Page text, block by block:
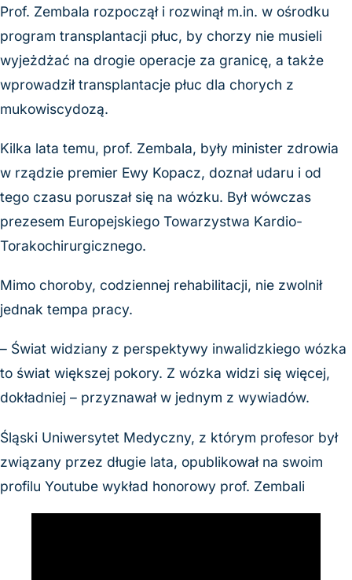
Prof. Zembala rozpoczął i rozwinął m.in. w ośrodku
program transplantacji płuc, by chorzy nie musieli
wyjeżdżać na drogie operacje za granicę, a także
wprowadził transplantacje płuc dla chorych z
mukowiscydozą.
Kilka lata temu, prof. Zembala, były minister zdrowia
w rządzie premier Ewy Kopacz, doznał udaru i od
tego czasu poruszał się na wózku. Był wówczas
prezesem Europejskiego Towarzystwa Kardio-
Torakochirurgicznego.
Mimo choroby, codziennej rehabilitacji, nie zwolnił
jednak tempa pracy.
– Świat widziany z perspektywy inwalidzkiego wózka
to świat większej pokory. Z wózka widzi się więcej,
dokładniej – przyznawał w jednym z wywiadów.
Śląski Uniwersytet Medyczny, z którym profesor był
związany przez długie lata, opublikował na swoim
profilu Youtube wykład honorowy prof. Zembali